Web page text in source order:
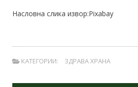
Насловна слика извор:Pixabay
КАТЕГОРИИ: ЗДРАВА ХРАНА